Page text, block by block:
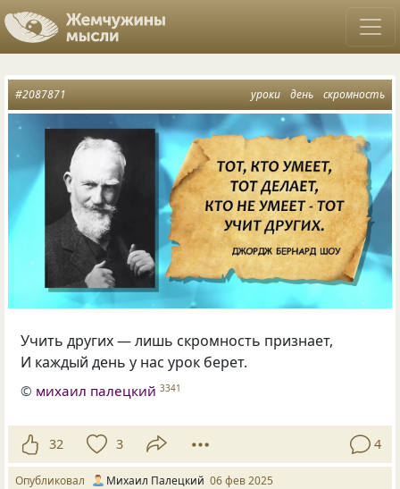
уроки день скромность
#2087871
Учить других — лишь скромность признает,
И каждый день у нас урок берет.
© михаил палецкий 3341
32 3 4
Опубликовал Михаил Палецкий 06 фев 2025